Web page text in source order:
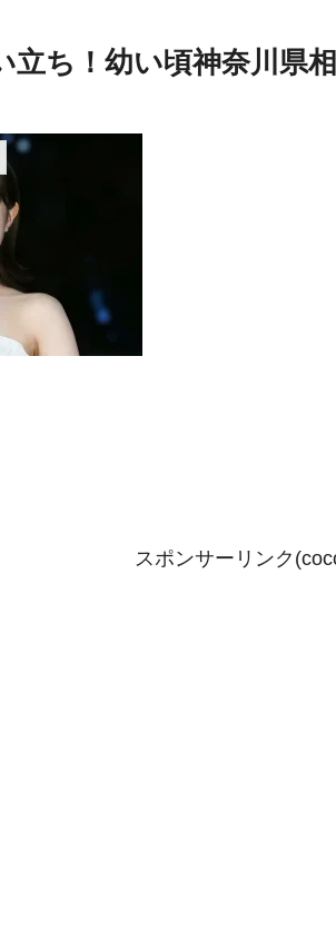
立ち！幼い頃神奈川県
スポンサーリンク